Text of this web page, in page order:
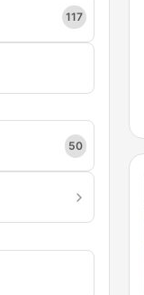
117
50